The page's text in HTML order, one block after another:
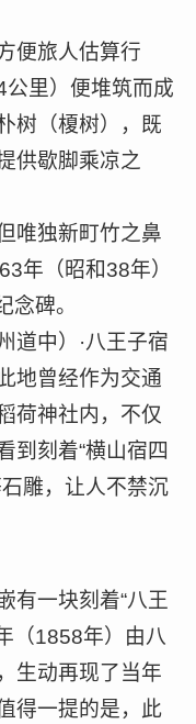
便旅人估算行
里）便堆筑而成
树（榎树），既
供歇脚乘凉之
唯独新町竹之鼻
年（昭和38年）
念碑。
道中）·八王子宿
地曾经作为交通
荷神社内，不仅
到刻着“横山宿四
雕，让人不禁沉
有一块刻着“八王
（1858年）由八
生动再现了当年
得一提的是，此